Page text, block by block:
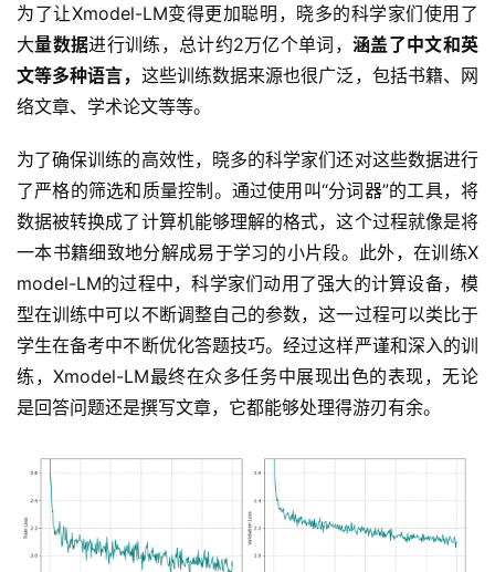
为了让Xmodel-LM变得更加聪明，晓多的科学家们使用了
大量数据进行训练，总计约2万亿个单词，涵盖了中文和英
文等多种语言， 这些训练数据来源也很广泛，包括书籍、网
络文章、学术论文等等。
为了确保训练的高效性，晓多的科学家们还对这些数据进行
了严格的筛选和质量控制。通过使用叫“分词器”的工具，将
数据被转换成了计算机能够理解的格式，这个过程就像是将
一本书籍细致地分解成易于学习的小片段。此外，在训练X
model-LM的过程中，科学家们动用了强大的计算设备，模
型在训练中可以不断调整自己的参数，这一过程可以类比于
学生在备考中不断优化答题技巧。经过这样严谨和深入的训
练，Xmodel-LM最终在众多任务中展现出色的表现，无论
是回答问题还是撰写文章，它都能够处理得游刃有余。